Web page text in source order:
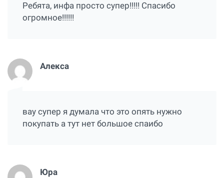
Ребята, инфа просто супер!!!!! Спасибо
огромное!!!!!!
Алекса
вау супер я думала что это опять нужно
покупать а тут нет большое спаибо
Юра